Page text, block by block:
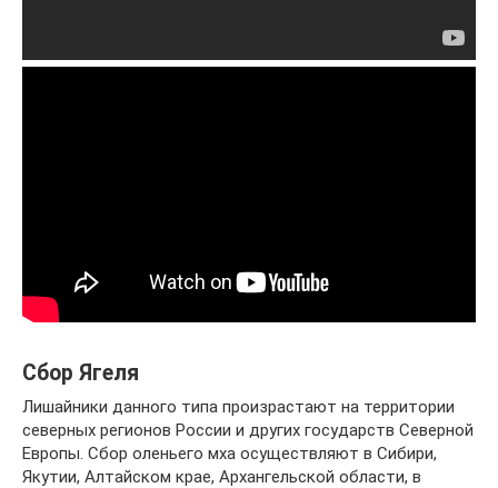
Сбор Ягеля
Лишайники данного типа произрастают на территории
северных регионов России и других государств Северной
Европы. Сбор оленьего мха осуществляют в Сибири,
Якутии, Алтайском крае, Архангельской области, в